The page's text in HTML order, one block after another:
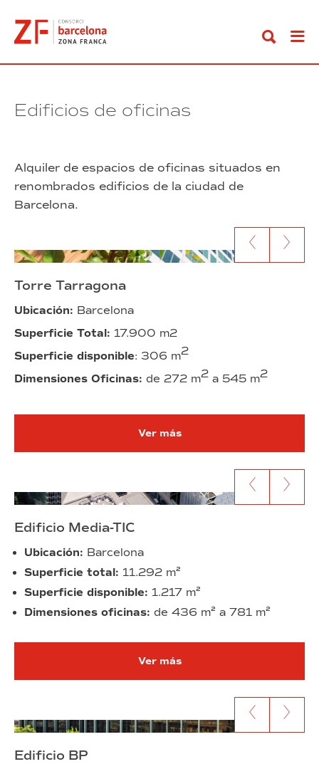
contenido
Edificios de oficinas
Alquiler de espacios de oficinas situados en
renombrados edificios de la ciudad de
Barcelona.
Ir al
Ir al anterior contenido
Torre Tarragona
Ubicación: Barcelona
Superficie Total: 17.900 m2
Superficie disponible: 306 m2
Dimensiones Oficinas: de 272 m2 a 545 m2
Ver más
Ir al
Ir al anterior contenido
Edificio Media-TIC
Ubicación: Barcelona
Superficie total: 11.292 m²
Superficie disponible: 1.217 m²
Dimensiones oficinas: de 436 m² a 781 m²
Ver más
Ir al
Ir al anterior contenido
Edificio BP